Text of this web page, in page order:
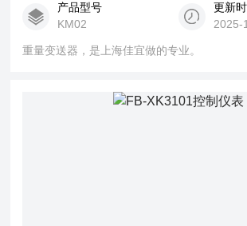
产品型号
KM02
更新
2025-
重量变送器，是上海佳宜做的专业。